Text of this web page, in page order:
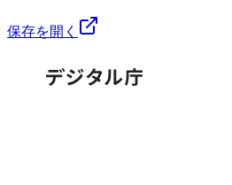
保存を開く